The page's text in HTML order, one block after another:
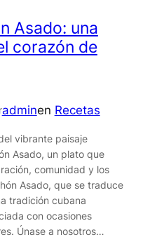
Asado: una
corazón de
adminen Recetas
vibrante paisaje
Asado, un plato que
comunidad y los
Asado, que se traduce
tradición cubana
con ocasiones
Únase a nosotros…